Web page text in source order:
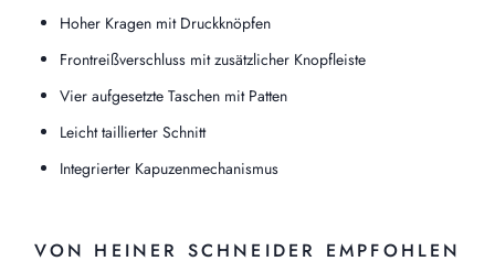
Hoher Kragen mit Druckknöpfen
Frontreißverschluss mit zusätzlicher Knopfleiste
Vier aufgesetzte Taschen mit Patten
Leicht taillierter Schnitt
Integrierter Kapuzenmechanismus
VON HEINER SCHNEIDER EMPFOHLEN